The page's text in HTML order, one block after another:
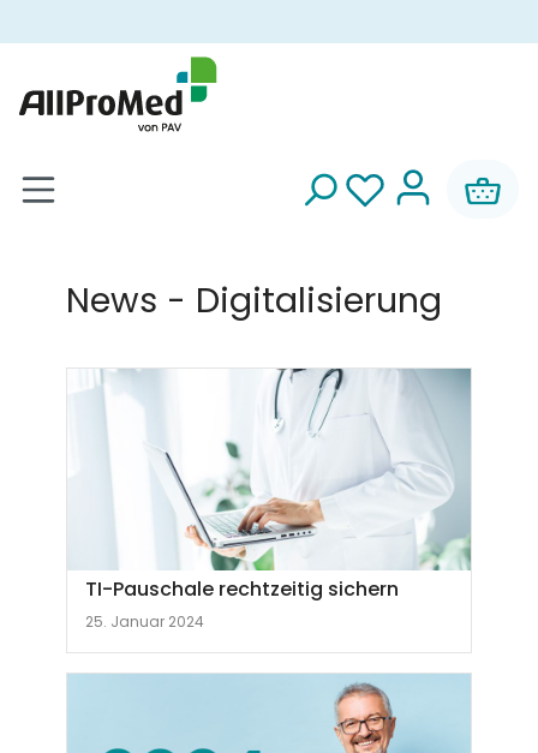
News - Digitalisierung
TI-Pauschale rechtzeitig sichern
25. Januar 2024